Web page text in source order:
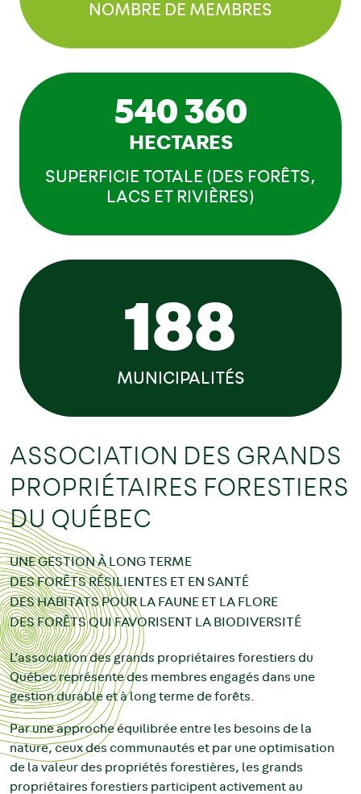
NOMBRE DE MEMBRES
540 360
HECTARES
SUPERFICIE TOTALE (DES FORÊTS,
LACS ET RIVIÈRES)
188
MUNICIPALITÉS
ASSOCIATION DES GRANDS
PROPRIÉTAIRES FORESTIERS
DU QUÉBEC
UNE GESTION À LONG TERME
DES FORÊTS RÉSILIENTES ET EN SANTÉ
DES HABITATS POUR LA FAUNE ET LA FLORE
DES FORÊTS QUI FAVORISENT LA BIODIVERSITÉ
L’association des grands propriétaires forestiers du
Québec représente des membres engagés dans une
gestion durable et à long terme de forêts.
Par une approche équilibrée entre les besoins de la
nature, ceux des communautés et par une optimisation
de la valeur des propriétés forestières, les grands
propriétaires forestiers participent activement au